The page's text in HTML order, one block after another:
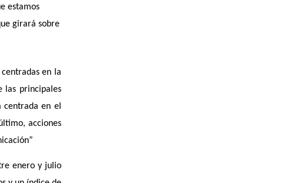
estamos
girará sobre
en la
las principales
centrada en el
acciones
enero y julio